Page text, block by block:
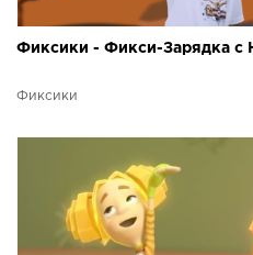
Фиксики - Фикси-Зарядка с
Фиксики